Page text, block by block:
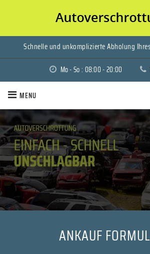
Schnelle und unkomplizierte Abholung
Mo - So : 08:00 - 20:00
MENU
ANKAUF